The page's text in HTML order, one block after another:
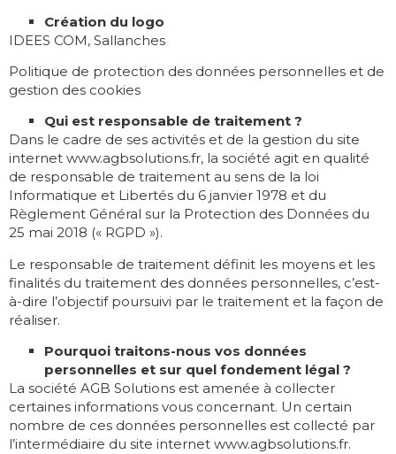
Création du logo
IDEES COM, Sallanches
Politique de protection des données personnelles et de
gestion des cookies
Qui est responsable de traitement ?
Dans le cadre de ses activités et de la gestion du site
internet www.agbsolutions.fr, la société agit en qualité
de responsable de traitement au sens de la loi
Informatique et Libertés du 6 janvier 1978 et du
Règlement Général sur la Protection des Données du
25 mai 2018 (« RGPD »).
Le responsable de traitement définit les moyens et les
finalités du traitement des données personnelles, c’est-
à-dire l’objectif poursuivi par le traitement et la façon de
réaliser.
Pourquoi traitons-nous vos données
personnelles et sur quel fondement légal ?
La société AGB Solutions est amenée à collecter
certaines informations vous concernant. Un certain
nombre de ces données personnelles est collecté par
l’intermédiaire du site internet www.agbsolutions.fr.